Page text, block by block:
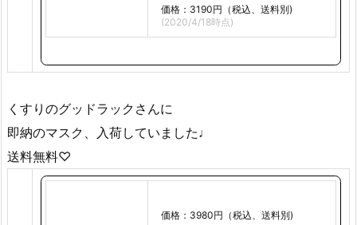
価格：3190円（税込、送料別)
(2020/4/18時点)
くすりのグッドラックさんに
即納のマスク、入荷していました♩
送料無料♡
価格：3980円（税込、送料別)